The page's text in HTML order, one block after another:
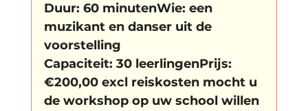
Duur: 60 minutenWie: een
muzikant en danser uit de
voorstelling
Capaciteit: 30 leerlingenPrijs:
€200,00 excl reiskosten mocht u
de workshop op uw school willen